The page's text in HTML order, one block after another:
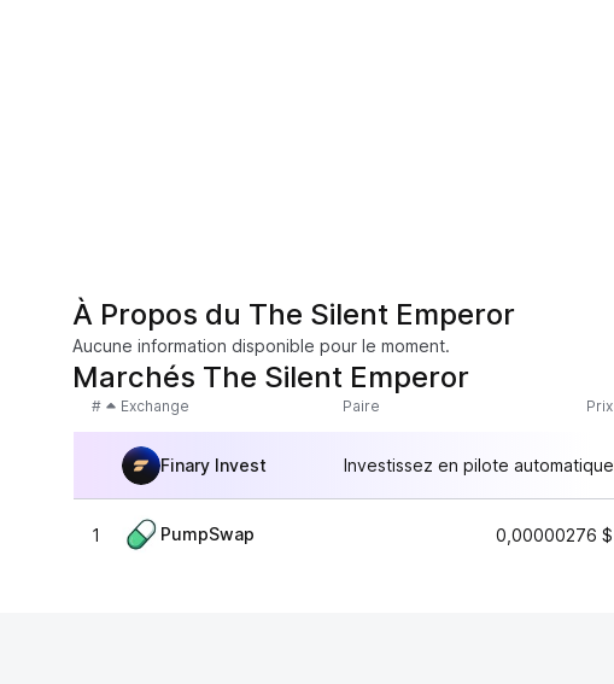
À Propos du The Silent Emperor
Aucune information disponible pour le moment.
Marchés The Silent Emperor
# Exchange Paire Prix
Finary Invest Investissez en pilote automatique
1 PumpSwap 0,00000276 $